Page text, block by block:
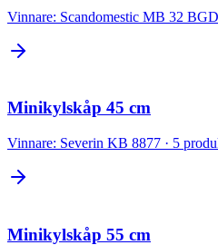
Vinnare: Scandomestic MB 32 BGD
Minikylskåp 45 cm
Vinnare: Severin KB 8877 · 5
Minikylskåp 55 cm